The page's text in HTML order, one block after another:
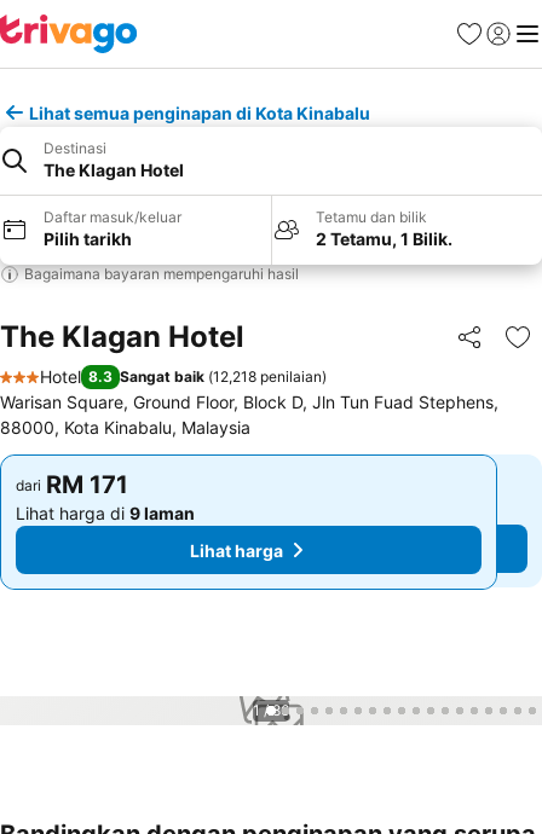
Kegemaran
Daftar
Lihat semua penginapan di Kota Kinabalu
Destinasi
The Klagan Hotel
Daftar masuk/keluar
Pilih tarikh
Tetamu dan bilik
2 Tetamu, 1 Bilik.
Bagaimana bayaran mempengaruhi hasil
The Klagan Hotel Kongsi
3 Bintang
Hotel 8.3 Sangat baik (12,218 penilaian)
Warisan Square, Ground Floor, Block D, Jln Tun Fuad Stephens,
88000, Kota Kinabalu, Malaysia
dari RM 171
Lihat harga di 9 laman
Lihat harga
dari RM 171
Lihat harga di 9 laman
Lihat harga
1 / 86